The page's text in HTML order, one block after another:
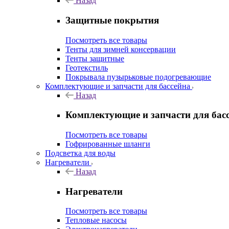
Защитные покрытия
Посмотреть все товары
Тенты для зимней консервации
Тенты защитные
Геотекстиль
Покрывала пузырьковые подогревающие
Комплектующие и запчасти для бассейна
Назад
Комплектующие и запчасти для
Посмотреть все товары
Гофрированные шланги
Подсветка для воды
Нагреватели
Назад
Нагреватели
Посмотреть все товары
Тепловые насосы